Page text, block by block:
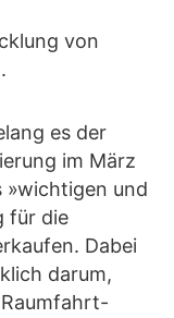
von
es der
im März
»wichtigen und
für die
Dabei
darum,